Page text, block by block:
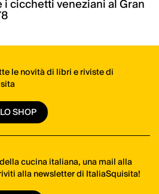
cicchetti veneziani al Gran
le novità di libri e riviste di
SHOP
cucina italiana, una mail alla
alla newsletter di ItaliaSquisita!